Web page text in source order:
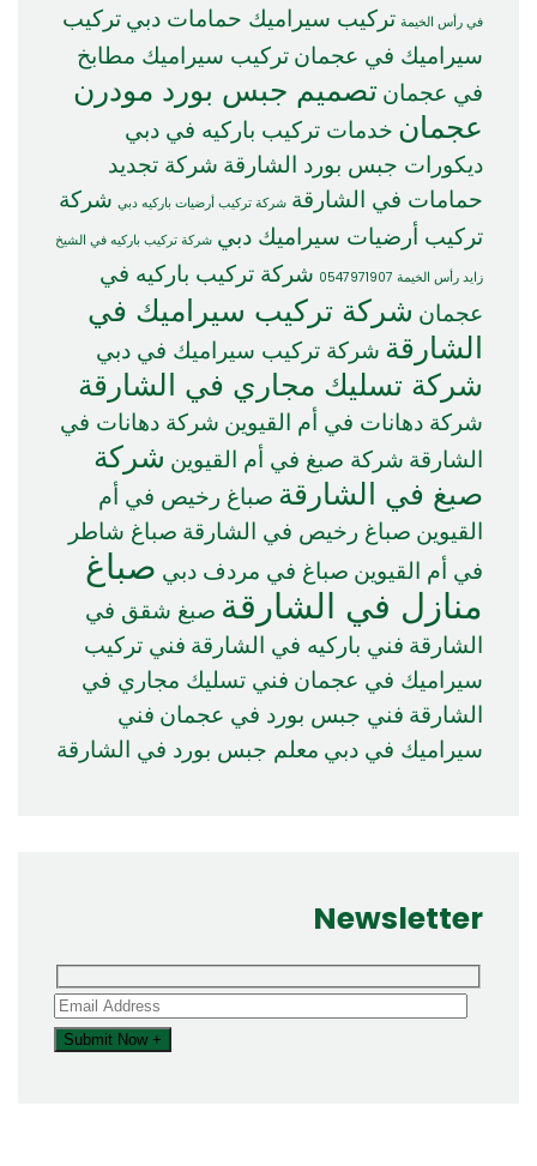
في رأس الخيمة تركيب سيراميك حمامات دبيتركيب
سيراميك في عجمانتركيب سيراميك مطابخ
في عجمان تصميم جبس بورد مودرن
عجمان خدمات تركيب باركيه في دبي
ديكورات جبس بورد الشارقة شركة تجديد
حمامات في الشارقة شركة تركيب أرضيات باركيه دبي شركة
تركيب أرضيات سيراميك دبي شركة تركيب باركيه في الشيخ
زايد رأس الخيمة 0547971907
شركة تركيب باركيه في
عجمان شركة تركيب سيراميك في
الشارقة شركة تركيب سيراميك في دبي
شركة تسليك مجاري في الشارقة
شركة دهانات في أم القيوين شركة دهانات في
الشارقة شركة صبغ في أم القيوين شركة
صبغ في الشارقة صباغ رخيص في أم
القيوين صباغ رخيص في الشارقة صباغ شاطر
في أم القيوين صباغ في مردف دبي صباغ
منازل في الشارقة صبغ شقق في
الشارقة فني باركيه في الشارقة فني تركيب
سيراميك في عجمان فني تسليك مجاري في
الشارقة فني جبس بورد في عجمان فني
سيراميك في دبي معلم جبس بورد في الشارقة
Newsletter